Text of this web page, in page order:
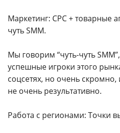
Маркетинг: CPC + товарные
чуть SMM.
Мы говорим “чуть-чуть
успешные игроки этого
соцсетях, но очень
не очень результативно.
Работа с регионами: Точки